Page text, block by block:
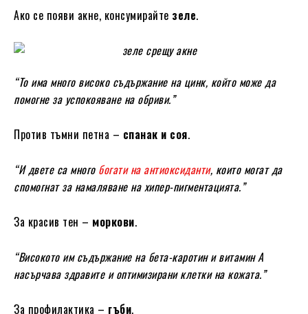
Ако се появи акне, консумирайте зеле.
“То има много високо съдържание на цинк, който може да
помогне за успокояване на обриви.”
Против тъмни петна – спанак и соя.
“И двете са много богати на антиоксиданти, които могат да
спомогнат за намаляване на хипер-пигментацията.”
За красив тен – моркови.
“Високото им съдържание на бета-каротин и витамин А
насърчава здравите и оптимизирани клетки на кожата.”
За профилактика – гъби.